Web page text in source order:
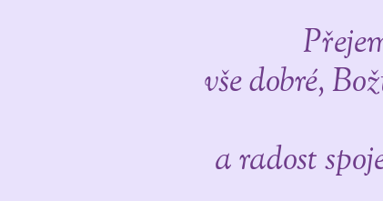
vše dobré,
a radost